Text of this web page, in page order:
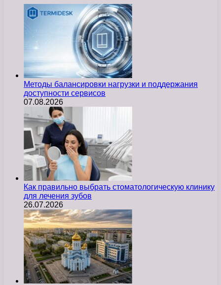
Методы балансировки нагрузки и поддержания
доступности сервисов
07.08.2026
Как правильно выбрать стоматологическую клинику
для лечения зубов
26.07.2026